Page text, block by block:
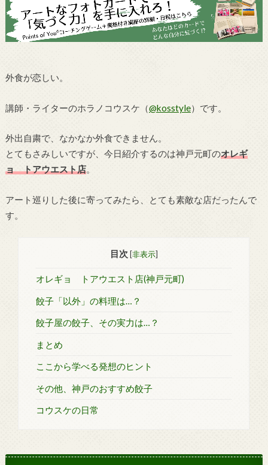
外食が恋しい。
講師・ライターのホラノコウスケ（@kosstyle）です。
外出自粛で、なかなか外食できません。
とてもさみしいですが、今日紹介するのは神戸元町のオレギ
ョ トアウエスト店。
アート巡りした後に寄ってみたら、とても素敵な店だったんで
す。
目次 [非表示]
オレギョ トアウエスト店(神戸元町)
餃子「以外」の料理は…？
餃子屋の餃子、その実力は…？
まとめ
ここから学べる発想のヒント
その他、神戸のおすすめ餃子
コウスケの日常